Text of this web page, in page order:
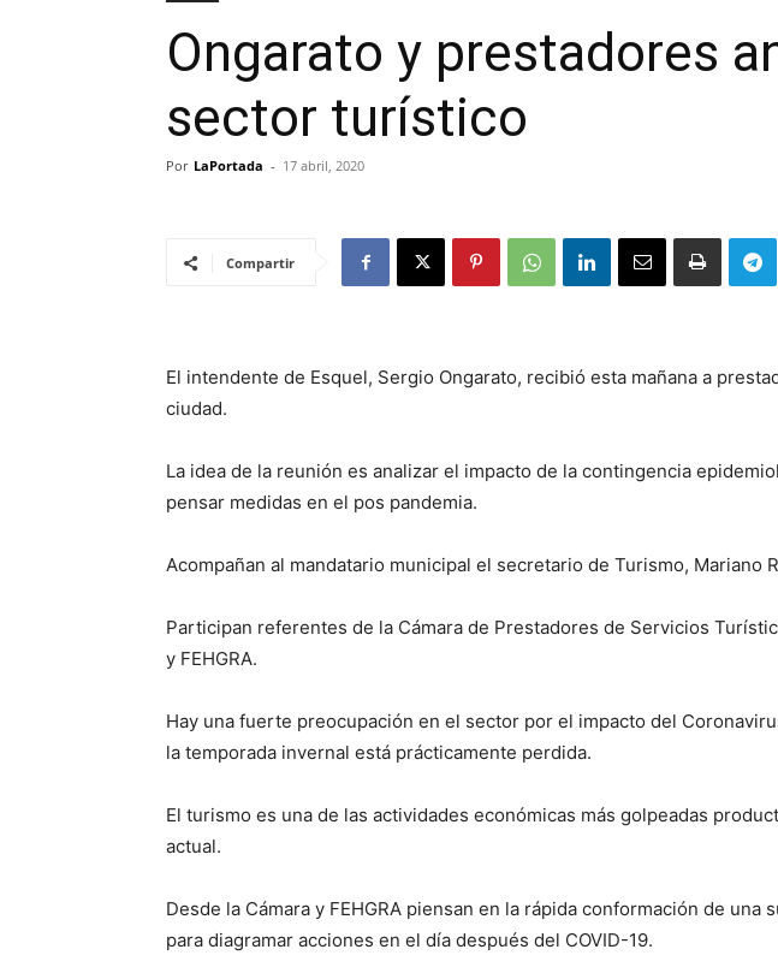
Ongarato y prestadores
sector turístico
Por LaPortada - 17 abril, 2020
Compartir
El intendente de Esquel, Sergio Ongarato, recibió esta mañana a
ciudad.
La idea de la reunión es analizar el impacto de la contingencia
pensar medidas en el pos pandemia.
Acompañan al mandatario municipal el secretario de Turismo, Mariano
Participan referentes de la Cámara de Prestadores de Servicios
y FEHGRA.
Hay una fuerte preocupación en el sector por el impacto del
la temporada invernal está prácticamente perdida.
El turismo es una de las actividades económicas más golpeadas
actual.
Desde la Cámara y FEHGRA piensan en la rápida conformación de una
para diagramar acciones en el día después del COVID-19.